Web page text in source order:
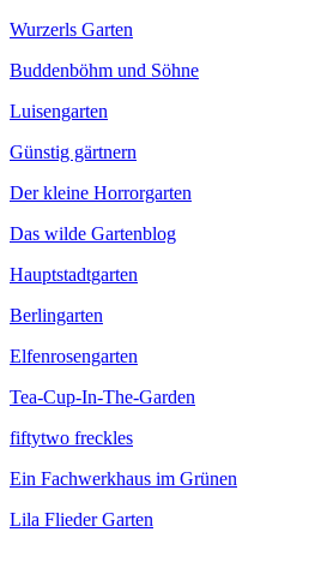
Wurzerls Garten
Buddenböhm und Söhne
Luisengarten
Günstig gärtnern
Der kleine Horrorgarten
Das wilde Gartenblog
Hauptstadtgarten
Berlingarten
Elfenrosengarten
Tea-Cup-In-The-Garden
fiftytwo freckles
Ein Fachwerkhaus im Grünen
Lila Flieder Garten